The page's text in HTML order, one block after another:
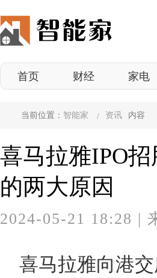
首页 财经 家电
当前位置： 智能家 资讯 内容
喜马拉雅IPO
的两大原因
2024-05-21 18:28 |
喜马拉雅向港